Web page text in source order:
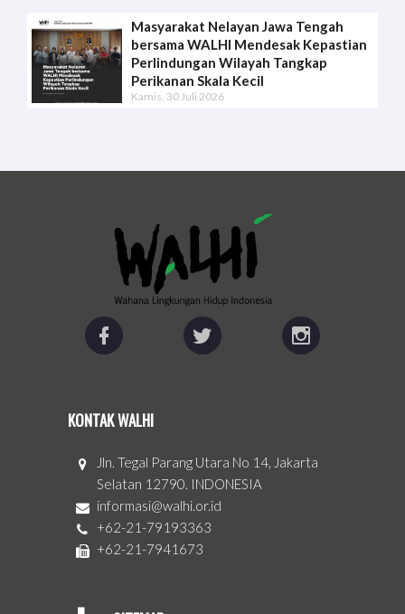
Masyarakat Nelayan Jawa Tengah
bersama WALHI Mendesak Kepastian
Perlindungan Wilayah Tangkap
Perikanan Skala Kecil
Kamis, 30 Juli 2026
KONTAK WALHI
Jln. Tegal Parang Utara No 14, Jakarta
Selatan 12790. INDONESIA
informasi@walhi.or.id
+62-21-79193363
+62-21-7941673